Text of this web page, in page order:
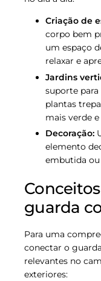
Criação de
corpo bem
um espaço
relaxar e
Jardins
suporte
plantas
mais verde
Decoração:
elemento
embutida ou
guarda
Para uma
conectar o
relevantes no
exteriores: